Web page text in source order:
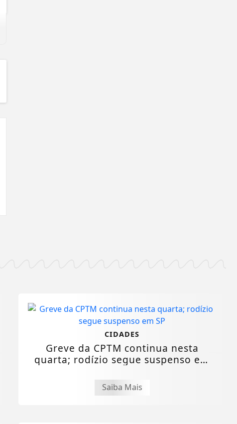
CIDADES
Greve da CPTM continua nesta
quarta; rodízio segue suspenso em
Saiba Mais